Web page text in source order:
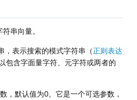
串向量。
，表示搜索的模式字符串（正则表达
包含字面量字符、元字符或两者的
，默认值为0。它是一个可选参数，